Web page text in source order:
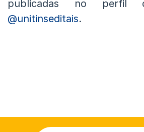
publicadas no perfil
@unitinseditais.